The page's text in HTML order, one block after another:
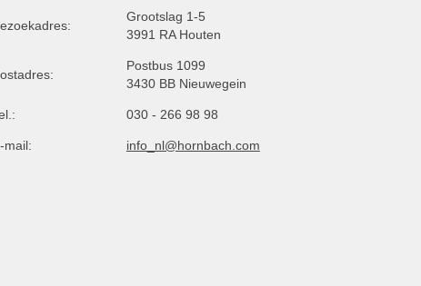
Grootslag 1-5
3991 RA Houten
Postbus 1099
3430 BB Nieuwegein
030 - 266 98 98
mail: info_nl@hornbach.com